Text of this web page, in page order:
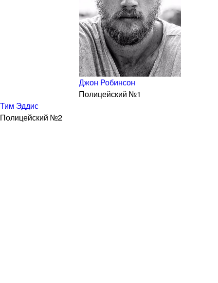
Джон Робинсон
Полицейский №1
Тим Эддис
Полицейский №2